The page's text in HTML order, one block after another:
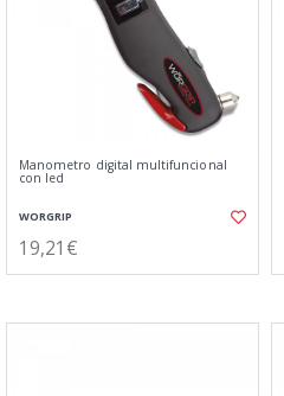
Manometro digital multifuncional
con led
WORGRIP
19,21€